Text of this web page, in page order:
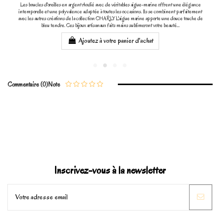
Les boucles d'oreilles en argent rhodié avec de véritables aigue-marine offrent une élégance
intemporelle et une polyvalence adaptée à toutes les occasions. Ils se combinent parfaitement
avec les autres créations de la collection CHARLY L'aigue marine apporte une douce touche de
bleu tendre. Ces bijoux artisanaux faits mains sublimeront votre beauté...
Ajoutez à votre panier d'achat
Note
Commentaire (0)
Inscrivez-vous à la newsletter